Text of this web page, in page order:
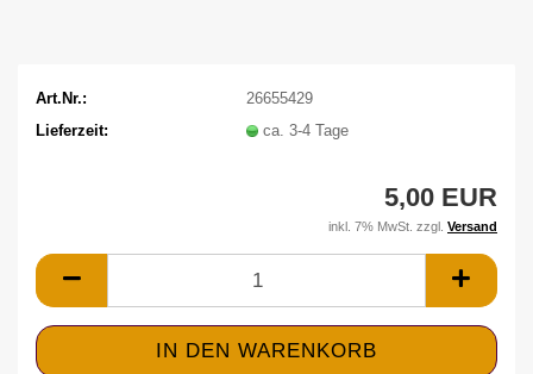
Art.Nr.:
26655429
Lieferzeit:
ca. 3-4 Tage
5,00 EUR
inkl. 7% MwSt. zzgl. Versand